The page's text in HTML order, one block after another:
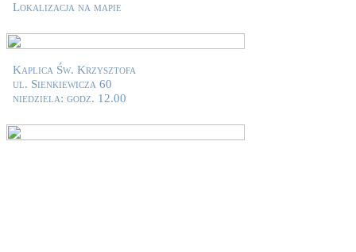
Lokalizacja na mapie
Kaplica Św. Krzysztofa
ul. Sienkiewicza 60
niedziela: godz. 12.00